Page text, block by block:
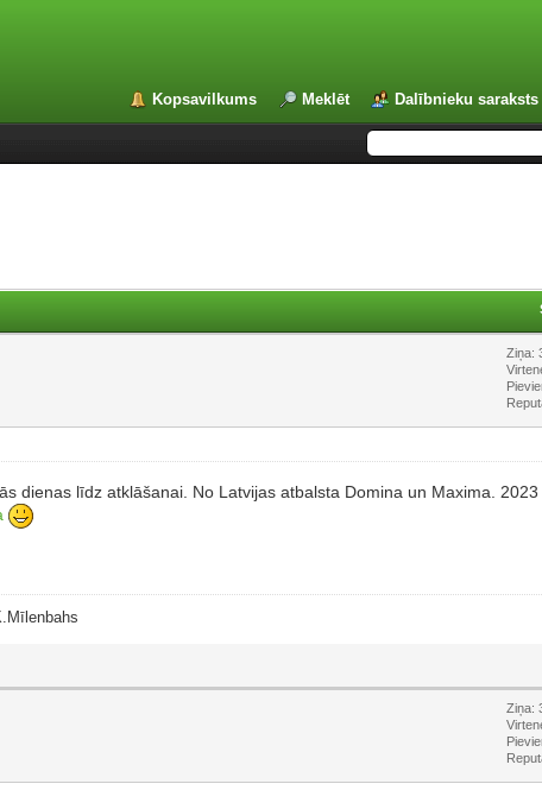
Kopsavilkums Meklēt Dalībnieku saraksts
Ziņa:
dienas līdz atklāšanai. No Latvijas atbalsta Domina un Maxima. 2023
Ziņa: